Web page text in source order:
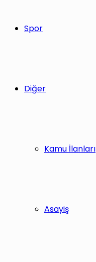
Spor
Diğer
Kamu İlanları
Asayiş